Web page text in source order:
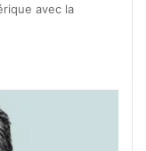
avec la